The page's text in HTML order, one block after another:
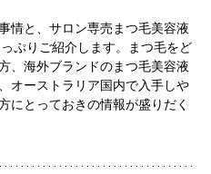
情と、サロン専売まつ毛美容液
ぷりご紹介します。まつ毛をど
、海外ブランドのまつ毛美容液
オーストラリア国内で入手しや
にとっておきの情報が盛りだく